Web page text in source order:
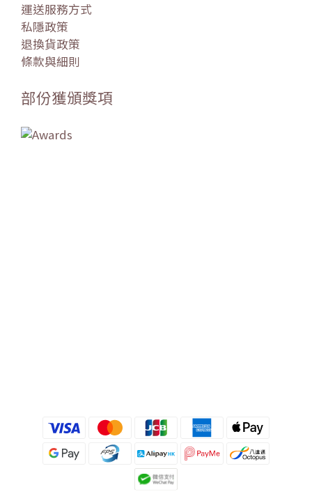
運送服務方式
私隱政策
退換貨政策
條款與細則
部份獲頒獎項